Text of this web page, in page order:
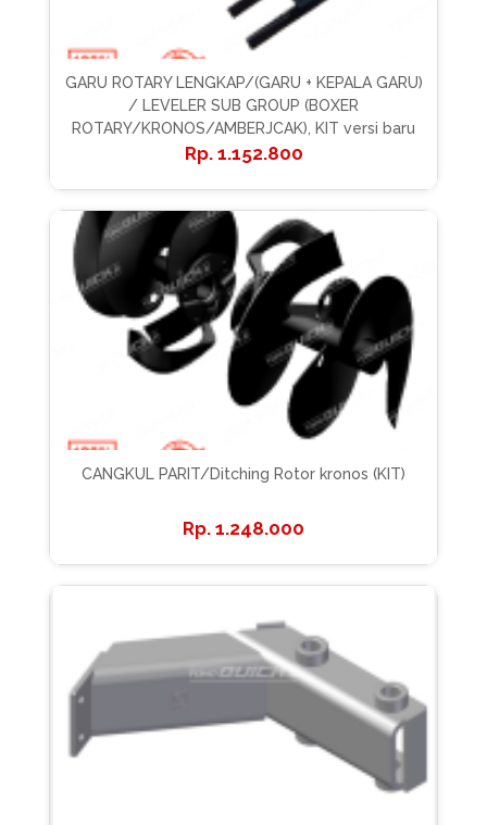
GARU ROTARY LENGKAP/(GARU + KEPALA GARU)
/ LEVELER SUB GROUP (BOXER
ROTARY/KRONOS/AMBERJCAK), KIT versi baru
1.152.800
CANGKUL PARIT/Ditching Rotor kronos (KIT)
1.248.000